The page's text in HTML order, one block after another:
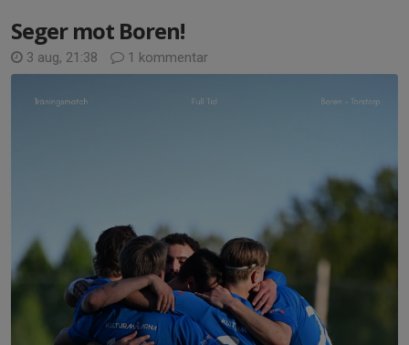
Seger mot Boren!
3 aug, 21:38 1 kommentar